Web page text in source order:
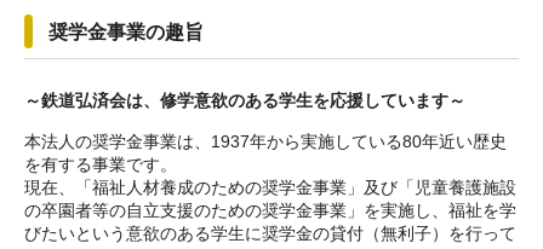
奨学金事業の趣旨
～鉄道弘済会は、修学意欲のある学生を応援しています～
本法人の奨学金事業は、 1937年から実施している80年近い歴史
を有する事業です。
現在、「福祉人材養成のための奨学金事業」及び「児童養護施設
の卒園者等の自立支援のための奨学金事業」を実施し、福祉を学
びたいという意欲のある学生に奨学金の貸付（無利子）を行って